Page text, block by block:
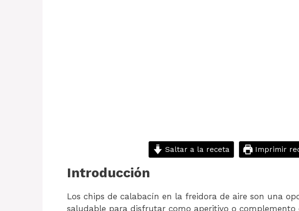
Saltar a la receta Imprimir
Introducción
Los chips de calabacín en la freidora de aire son una
saludable para disfrutar como aperitivo o complemento